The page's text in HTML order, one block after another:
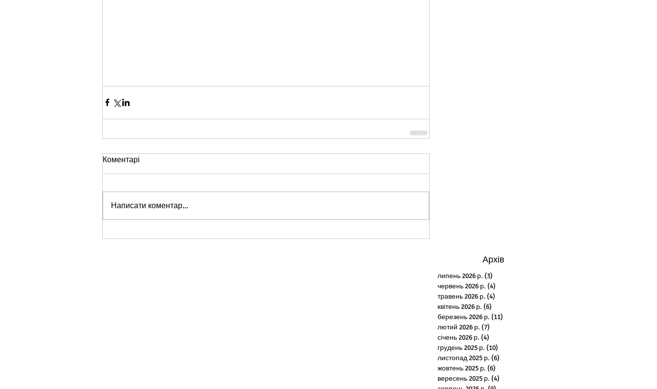
Коментарі
Написати коментар...
Архів
липень 2026 р. (3)
червень 2026 р. (4)
травень 2026 р. (4)
квітень 2026 р. (6)
березень 2026 р. (11)
лютий 2026 р. (7)
січень 2026 р. (4)
грудень 2025 р. (10)
листопад 2025 р. (6)
жовтень 2025 р. (6)
вересень 2025 р. (4)